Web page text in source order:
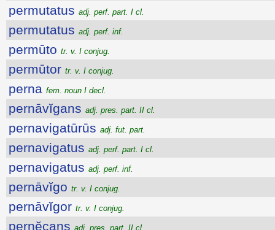
permutatus adj. perf. part. I cl.
permutatus adj. perf. inf.
permūto tr. v. I conjug.
permūtor tr. v. I conjug.
perna fem. noun I decl.
pernāvĭgans adj. pres. part. II cl.
pernavigatūrūs adj. fut. part.
pernavigatus adj. perf. part. I cl.
pernavigatus adj. perf. inf.
pernāvĭgo tr. v. I conjug.
pernāvĭgor tr. v. I conjug.
pernĕcans adj. pres. part. II cl.